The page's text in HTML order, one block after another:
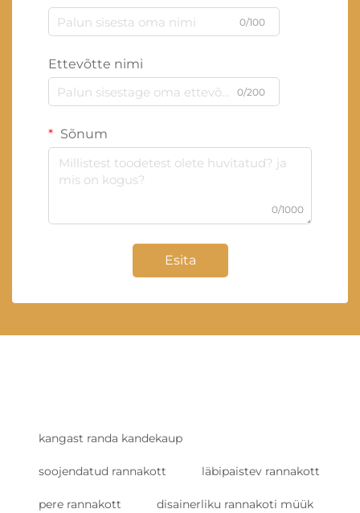
0/100
Ettevõtte nimi
0/200
Sõnum
0/1000
Esita
kangast randa kandekaup
soojendatud rannakott läbipaistev rannakott
pere rannakott disainerliku rannakoti müük